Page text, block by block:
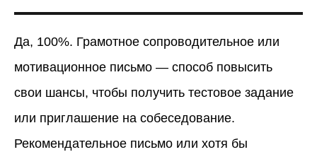
Да, 100%. Грамотное сопроводительное или
мотивационное письмо — способ повысить
свои шансы, чтобы получить тестовое задание
или приглашение на собеседование.
Рекомендательное письмо или хотя бы